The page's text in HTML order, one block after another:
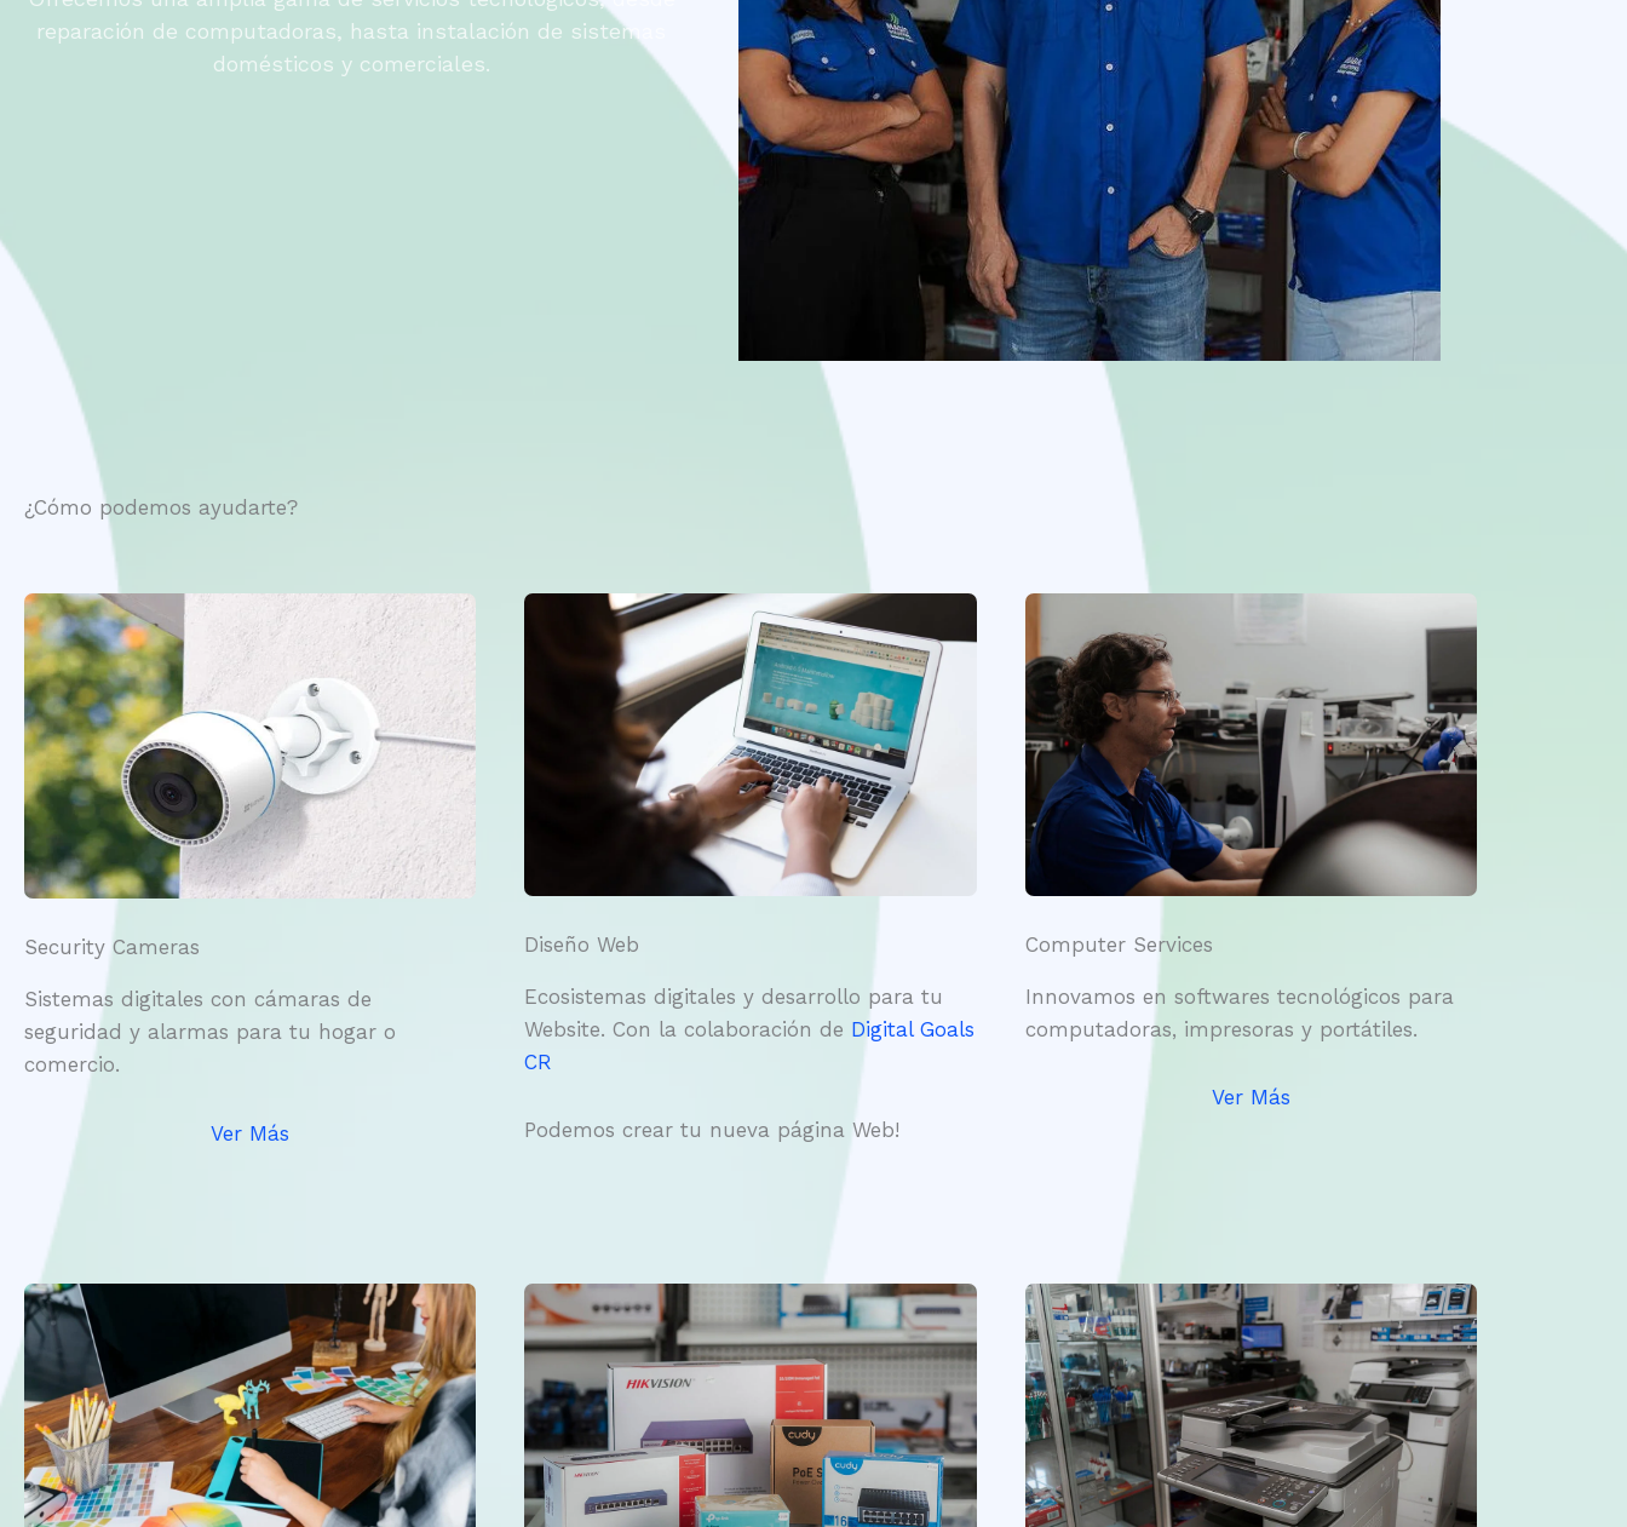
reparación de computadoras, hasta instalación de sistemas
domésticos y comerciales.
¿Cómo podemos ayudarte?
Security Cameras
Sistemas digitales con cámaras de
seguridad y alarmas para tu hogar o
comercio.
Ver Más
Diseño Web
Ecosistemas digitales y desarrollo para tu
Website. Con la colaboración de Digital Goals
CR
Podemos crear tu nueva página Web!
Computer Services
Innovamos en softwares tecnológicos para
computadoras, impresoras y portátiles.
Ver Más